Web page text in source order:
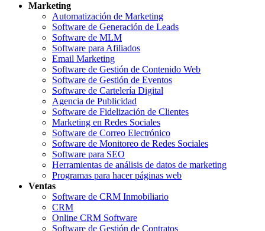
Marketing
Automatización de Marketing
Software de Generación de Leads
Software de MLM
Software para Afiliados
Email Marketing
Software de Gestión de Contenido Web
Software de Gestión de Eventos
Software de Cartelería Digital
Agencia de Publicidad
Software de Fidelización de Clientes
Marketing en Redes Sociales
Software de Correo Electrónico
Software de Monitoreo de Redes Sociales
Software para SEO
Herramientas de análisis de datos de marketing
Programas para hacer páginas web
Ventas
Software de CRM Inmobiliario
CRM
Online CRM Software
Software de Gestión de Contratos